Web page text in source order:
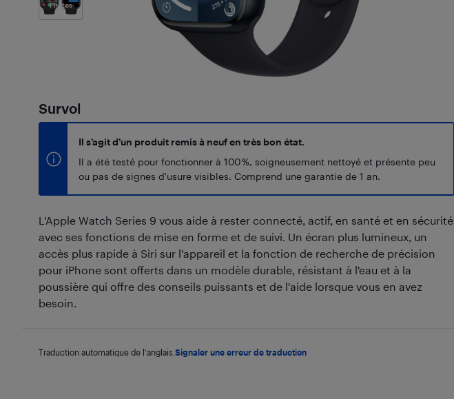
Photos
Survol
Il s’agit d’un produit remis à neuf en très bon état.
Il a été testé pour fonctionner à 100 %, soigneusement nettoyé et présente peu
ou pas de signes d'usure visibles. Comprend une garantie de 1 an.
L'Apple Watch Series 9 vous aide à rester connecté, actif, en santé et en sécurité
avec ses fonctions de mise en forme et de suivi. Un écran plus lumineux, un
accès plus rapide à Siri sur l'appareil et la fonction de recherche de précision
pour iPhone sont offerts dans un modèle durable, résistant à l'eau et à la
poussière qui offre des conseils puissants et de l'aide lorsque vous en avez
besoin.
Traduction automatique de l'anglais. Signaler une erreur de traduction